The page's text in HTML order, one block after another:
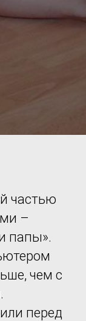
частью
–
папы».
чем с
перед